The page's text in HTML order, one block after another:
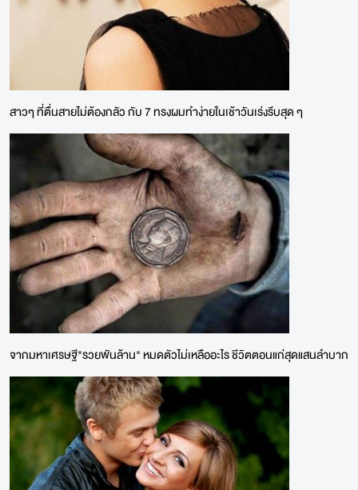
สาวๆ ที่ตื่นสายไม่ต้องกลัว กับ 7 ทรงผมทำง่ายในเช้าวันเร่งรีบสุด ๆ
จากมหาเศรษฐี"รวยพันล้าน" หมดตัวไม่เหลืออะไร ชีวิตตอนแก่สุดแสนลำบาก